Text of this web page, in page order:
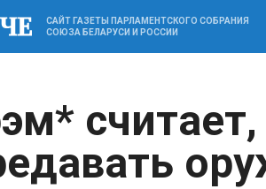
САЙТ ГАЗЕТЫ ПАРЛАМЕНТСКОГО СОБРАНИЯ
СОЮЗА БЕЛАРУСИ И РОССИИ